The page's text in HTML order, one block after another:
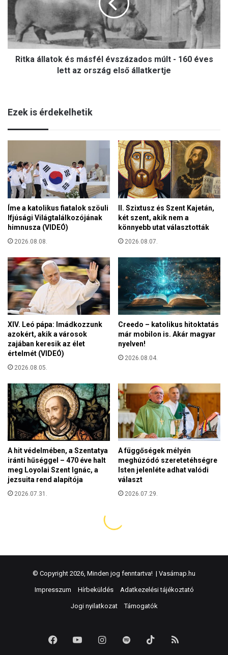
© Copyright 2026, Minden jog fenntartva! | Vasárnap.hu
Impresszum Hírbeküldés Adatkezelési tájékoztató
Jogi nyilatkozat Támogatók
FacebookYouTubeInstagram
Spotify TikTok